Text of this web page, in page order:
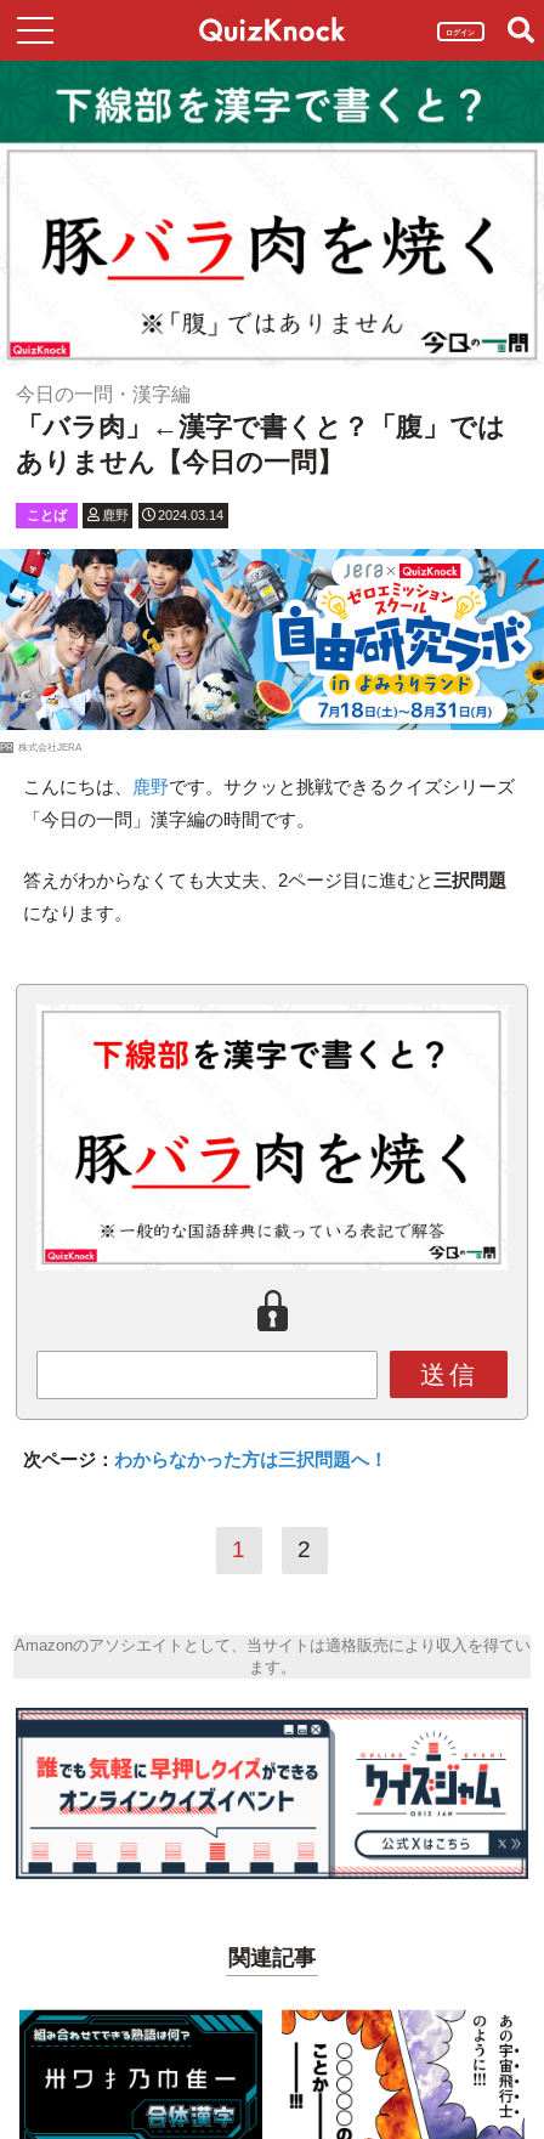
ログイン
今日の一問・漢字編
「バラ肉」←漢字で書くと？「腹」では
ありません【今日の一問】
ことば 鹿野 2024.03.14
PR 株式会社JERA
こんにちは、 鹿野です。サクッと挑戦できるクイズシリーズ
「今日の一問」漢字編の時間です。
答えがわからなくても大丈夫、2ページ目に進むと 三択問題
になります。
送信
次ページ： わからなかった方は三択問題へ！
1 2
Amazonのアソシエイトとして、当サイトは適格販売により収入を得てい
ます。
関連記事